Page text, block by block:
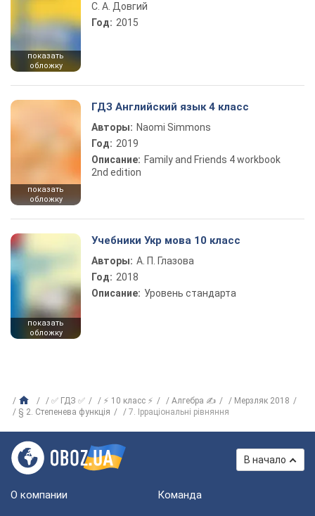
показать
обложку
С. А. Довгий
Год: 2015
показать
обложку
ГДЗ Английский язык 4 класс
Авторы: Naomi Simmons
Год: 2019
Описание: Family and Friends 4 workbook
2nd edition
показать
обложку
Учебники Укр мова 10 класс
Авторы: А. П. Глазова
Год: 2018
Описание: Уровень стандарта
✅ ГДЗ ✅ ⚡ 10 класс ⚡ Алгебра ✍
Мерзляк 2018
§ 2. Степенева функція
7. Ірраціональні рівняння
В начало
О компании Команда